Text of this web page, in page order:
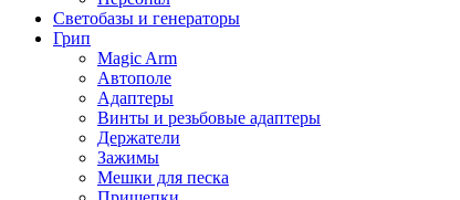
Светобазы и генераторы
Грип
Magic Arm
Автополе
Адаптеры
Винты и резьбовые адаптеры
Держатели
Зажимы
Мешки для песка